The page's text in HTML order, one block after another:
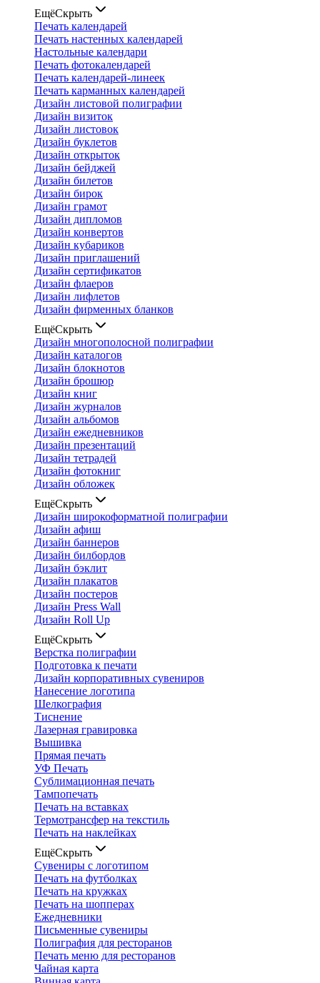
ЕщёСкрыть
Печать календарей
Печать настенных календарей
Настольные календари
Печать фотокалендарей
Печать календарей-линеек
Печать карманных календарей
Дизайн листовой полиграфии
Дизайн визиток
Дизайн листовок
Дизайн буклетов
Дизайн открыток
Дизайн бейджей
Дизайн билетов
Дизайн бирок
Дизайн грамот
Дизайн дипломов
Дизайн конвертов
Дизайн кубариков
Дизайн приглашений
Дизайн сертификатов
Дизайн флаеров
Дизайн лифлетов
Дизайн фирменных бланков
ЕщёСкрыть
Дизайн многополосной полиграфии
Дизайн каталогов
Дизайн блокнотов
Дизайн брошюр
Дизайн книг
Дизайн журналов
Дизайн альбомов
Дизайн ежедневников
Дизайн презентаций
Дизайн тетрадей
Дизайн фотокниг
Дизайн обложек
ЕщёСкрыть
Дизайн широкоформатной полиграфии
Дизайн афиш
Дизайн баннеров
Дизайн билбордов
Дизайн бэклит
Дизайн плакатов
Дизайн постеров
Дизайн Press Wall
Дизайн Roll Up
ЕщёСкрыть
Верстка полиграфии
Подготовка к печати
Дизайн корпоративных сувениров
Нанесение логотипа
Шелкография
Тиснение
Лазерная гравировка
Вышивка
Прямая печать
УФ Печать
Сублимационная печать
Тампопечать
Печать на вставках
Термотрансфер на текстиль
Печать на наклейках
ЕщёСкрыть
Сувениры с логотипом
Печать на футболках
Печать на кружках
Печать на шопперах
Ежедневники
Письменные сувениры
Полиграфия для ресторанов
Печать меню для ресторанов
Чайная карта